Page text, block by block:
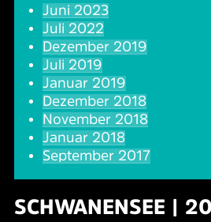
Buchungsanfrage
Juni 2023
Juli 2022
Dezember 2019
Juli 2019
Januar 2019
Dezember 2018
November 2018
Januar 2018
September 2017
SCHWANENSEE |